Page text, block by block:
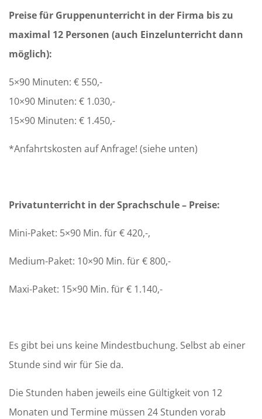
Preise für Gruppenunterricht in der Firma bis zu
maximal 12 Personen (auch Einzelunterricht dann
möglich):
5×90 Minuten: € 550,-
10×90 Minuten: € 1.030,-
15×90 Minuten: € 1.450,-
*Anfahrtskosten auf Anfrage! (siehe unten)
Privatunterricht in der Sprachschule – Preise:
Mini-Paket: 5×90 Min. für € 420,-,
Medium-Paket: 10×90 Min. für € 800,-
Maxi-Paket: 15×90 Min. für € 1.140,-
Es gibt bei uns keine Mindestbuchung. Selbst ab einer
Stunde sind wir für Sie da.
Die Stunden haben jeweils eine Gültigkeit von 12
Monaten und Termine müssen 24 Stunden vorab